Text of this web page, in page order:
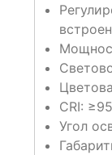
CRI:
Угол